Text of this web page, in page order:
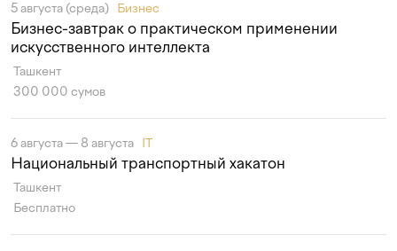
5 августа (среда) Бизнес
Бизнес-завтрак о практическом применении
искусственного интеллекта
Ташкент
300 000 сумов
6 августа — 8 августа IT
Национальный транспортный хакатон
Ташкент
Бесплатно